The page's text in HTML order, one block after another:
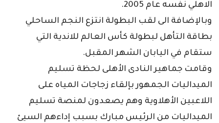
الاهلي نفسه عام 2005.
وبالإضافة الى لقب البطولة انتزع النجم الساحلي
بطاقة التأهل لبطولة كأس العالم للاندية التي
ستقام في اليابان الشهر المقبل.
وقامت جماهير النادى الأهلى لحظة تسليم
الميداليات الجمهور بإلقاء زجاجات المياه على
اللاعبين الأهلاوية وهم يصعدون لمنصة تسليم
الميداليات من الرئيس مبارك بسبب إداءهم السيئ